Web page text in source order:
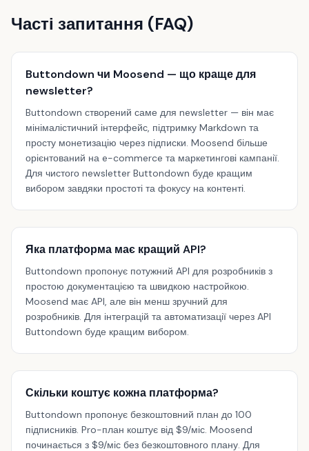
Часті запитання (FAQ)
Buttondown чи Moosend — що краще для
newsletter?
Buttondown створений саме для newsletter — він має
мінімалістичний інтерфейс, підтримку Markdown та
просту монетизацію через підписки. Moosend більше
орієнтований на e-commerce та маркетингові кампанії.
Для чистого newsletter Buttondown буде кращим
вибором завдяки простоті та фокусу на контенті.
Яка платформа має кращий API?
Buttondown пропонує потужний API для розробників з
простою документацією та швидкою настройкою.
Moosend має API, але він менш зручний для
розробників. Для інтеграцій та автоматизації через API
Buttondown буде кращим вибором.
Скільки коштує кожна платформа?
Buttondown пропонує безкоштовний план до 100
підписників. Pro-план коштує від $9/міс. Moosend
починається з $9/міс без безкоштовного плану. Для